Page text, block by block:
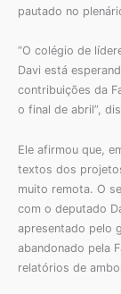
pautado no
“O colégio de
Davi está
contribuições da
o final de abril”,
Ele afirmou que,
textos dos
muito remota. O
com o deputado
apresentado pelo
abandonado pela
relatórios de